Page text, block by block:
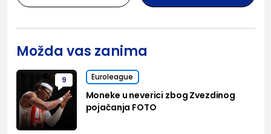
Možda vas zanima
9 Euroleague
Moneke u neverici zbog Zvezdinog
pojačanja FOTO